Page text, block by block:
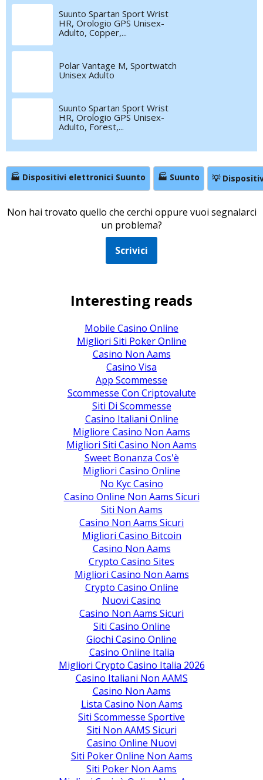
Suunto Spartan Sport Wrist
HR, Orologio GPS Unisex-
Adulto, Copper,...
Polar Vantage M, Sportwatch
Unisex Adulto
Suunto Spartan Sport Wrist
HR, Orologio GPS Unisex-
Adulto, Forest,...
🏭 Dispositivi elettronici Suunto 🏭 Suunto 💡
Non hai trovato quello che cerchi oppure vuoi segnalarci
un problema?
Scrivici
Interesting reads
Mobile Casino Online
Migliori Siti Poker Online
Casino Non Aams
Casino Visa
App Scommesse
Scommesse Con Criptovalute
Siti Di Scommesse
Casino Italiani Online
Migliore Casino Non Aams
Migliori Siti Casino Non Aams
Sweet Bonanza Cos'è
Migliori Casino Online
No Kyc Casino
Casino Online Non Aams Sicuri
Siti Non Aams
Casino Non Aams Sicuri
Migliori Casino Bitcoin
Casino Non Aams
Crypto Casino Sites
Migliori Casino Non Aams
Crypto Casino Online
Nuovi Casino
Casino Non Aams Sicuri
Siti Casino Online
Giochi Casino Online
Casino Online Italia
Migliori Crypto Casino Italia 2026
Casino Italiani Non AAMS
Casino Non Aams
Lista Casino Non Aams
Siti Scommesse Sportive
Siti Non AAMS Sicuri
Casino Online Nuovi
Siti Poker Online Non Aams
Siti Poker Non Aams